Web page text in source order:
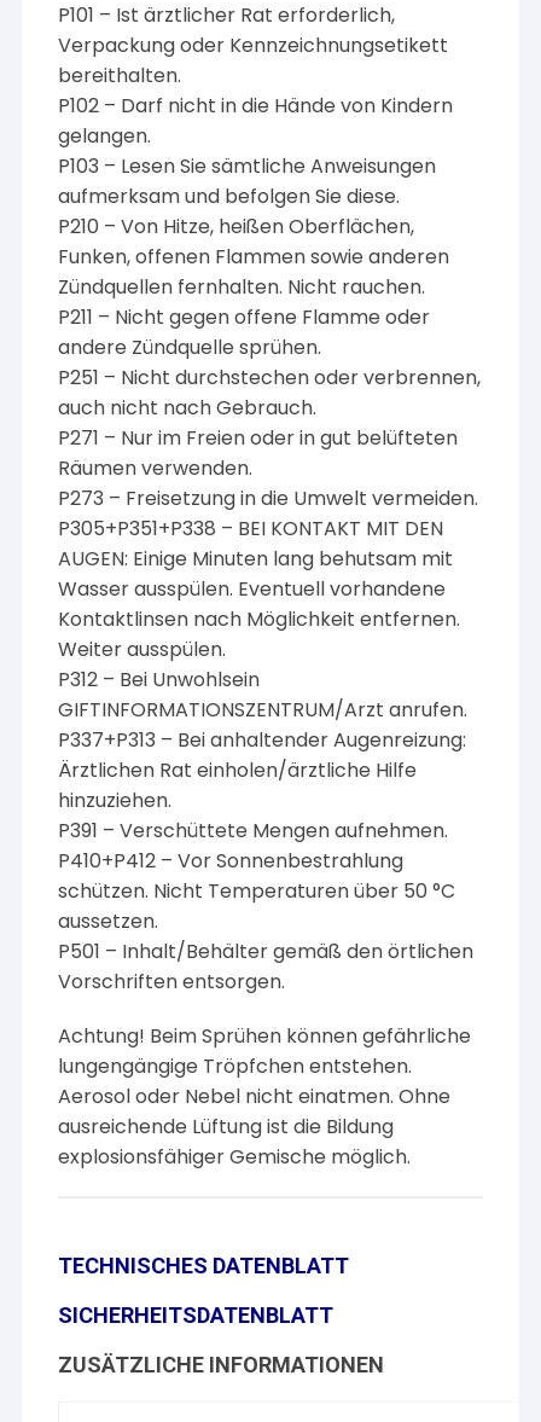
P101 – Ist ärztlicher Rat erforderlich,
Verpackung oder Kennzeichnungsetikett
bereithalten.
P102 – Darf nicht in die Hände von Kindern
gelangen.
P103 – Lesen Sie sämtliche Anweisungen
aufmerksam und befolgen Sie diese.
P210 – Von Hitze, heißen Oberflächen,
Funken, offenen Flammen sowie anderen
Zündquellen fernhalten. Nicht rauchen.
P211 – Nicht gegen offene Flamme oder
andere Zündquelle sprühen.
P251 – Nicht durchstechen oder verbrennen,
auch nicht nach Gebrauch.
P271 – Nur im Freien oder in gut belüfteten
Räumen verwenden.
P273 – Freisetzung in die Umwelt vermeiden.
P305+P351+P338 – BEI KONTAKT MIT DEN
AUGEN: Einige Minuten lang behutsam mit
Wasser ausspülen. Eventuell vorhandene
Kontaktlinsen nach Möglichkeit entfernen.
Weiter ausspülen.
P312 – Bei Unwohlsein
GIFTINFORMATIONSZENTRUM/Arzt anrufen.
P337+P313 – Bei anhaltender Augenreizung:
Ärztlichen Rat einholen/ärztliche Hilfe
hinzuziehen.
P391 – Verschüttete Mengen aufnehmen.
P410+P412 – Vor Sonnenbestrahlung
schützen. Nicht Temperaturen über 50 °C
aussetzen.
P501 – Inhalt/Behälter gemäß den örtlichen
Vorschriften entsorgen.
Achtung! Beim Sprühen können gefährliche
lungengängige Tröpfchen entstehen.
Aerosol oder Nebel nicht einatmen. Ohne
ausreichende Lüftung ist die Bildung
explosionsfähiger Gemische möglich.
TECHNISCHES DATENBLATT
SICHERHEITSDATENBLATT
ZUSÄTZLICHE INFORMATIONEN